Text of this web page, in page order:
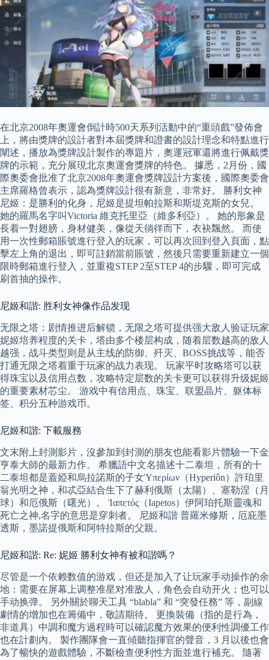
在北京2008年奧運會倒計時500天系列活動中的“重頭戲”發佈會
上，將由獎牌的設計者對本屆獎牌和證書的設計理念和特點進行
闡述，播放為獎牌設計製作的專題片，奧運冠軍還將進行佩戴獎
牌的示範，充分展現北京奧運會獎牌的特色。 據悉，2月份，國
際奧委會批准了北京2008年奧運會獎牌設計方案後，國際奧委會
主席羅格曾表示，認為獎牌設計很有新意，非常好。 勝利女神
尼姬：是勝利的化身，尼姬是提坦帕拉斯和斯堤克斯的女兒。
她的羅馬名字叫Victoria 維克托里亞（維多利亞）。 她的形象是
長着一對翅膀，身材健美，像從天徜徉而下，衣袂飄然。 而使
用一次性郵箱賬號進行登入的玩家，可以再次回到登入頁面，點
擊左上角的退出，即可註銷當前賬號，然後只需要重新建立一個
限時郵箱進行登入，並重複STEP 2至STEP 4的步驟，即可完成
刷首抽的操作。
尼姬和諧: 胜利女神像作品发现
无限之塔：剧情推进后解锁，无限之塔可提供强大敌人验证玩家
妮姬培养程度的关卡，塔由多个楼层构成，随着层数越高的敌人
越强，战斗类型则是从主线的防御、歼灭、BOSS挑战等，能否
打通无限之塔着重于玩家的战力表现。 玩家平时攻略塔可以获
得珠宝以及信用点数，攻略特定层数的关卡更可以获得升级妮姬
的重要素材芯尘。 游戏中有信用点、珠宝、联盟晶片、躯体标
签、积分五种游戏币。
尼姬和諧: 下載服務
文末附上封測影片，沒參加到封測的朋友也能看影片體驗一下金
亨泰大師的最新力作。 希臘語中文名描述十二泰坦，所有的十
二泰坦都是蓋婭和烏拉諾斯的子女Ὑπερίων（Hyperiôn）許珀里
翁光明之神，和忒亞結合生下了赫利俄斯（太陽）、塞勒涅（月
球）和厄俄斯（曙光）。 Ἰαπετός（Iapetos）伊阿珀托斯靈魂和
死亡之神,名字的意思是穿刺者。 尼姬和諧 普羅米修斯，厄庇墨
透斯，墨諾提俄斯和阿特拉斯的父親。
尼姬和諧: Re: 妮姬 勝利女神有被和諧嗎？
尽管是一个依赖数值的游戏，但还是加入了让玩家手动操作的余
地：需要在屏幕上调整准星对准敌人，角色会自动开火；也可以
手动换弹。 另外關於聊天工具 “blabla” 和 “突發任務” 等，副線
劇情的增加也在籌備中，敬請期待。 更換裝備（指的是行為，
非道具）中調和魔方過程時可以確認魔方效果的便利性調優工作
也在計劃內。 製作團隊會一直傾聽指揮官的聲音，3 月以後也會
為了暢快的遊戲體驗，不斷檢查便利性方面並進行補充。 隨著